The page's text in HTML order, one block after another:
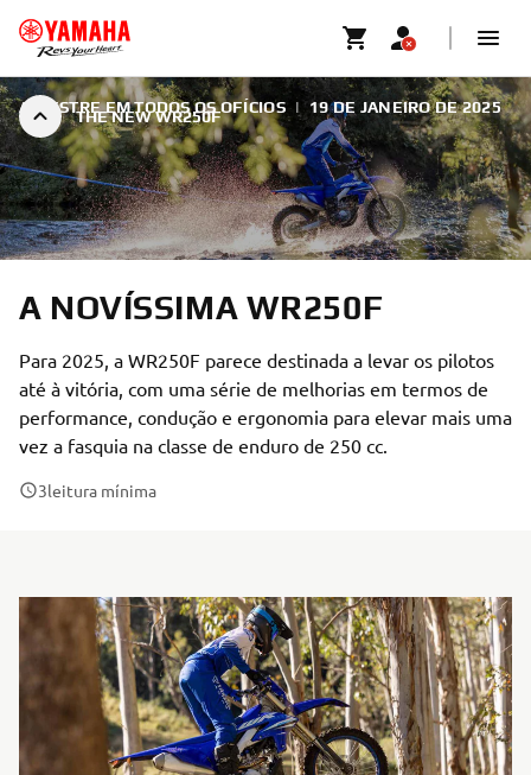
THE NEW WR250F
A MESTRE EM TODOS OS OFÍCIOS | 19 DE JANEIRO DE 2025
A NOVÍSSIMA WR250F
Para 2025, a WR250F parece destinada a levar os pilotos
até à vitória, com uma série de melhorias em termos de
performance, condução e ergonomia para elevar mais uma
vez a fasquia na classe de enduro de 250 cc.
3leitura mínima